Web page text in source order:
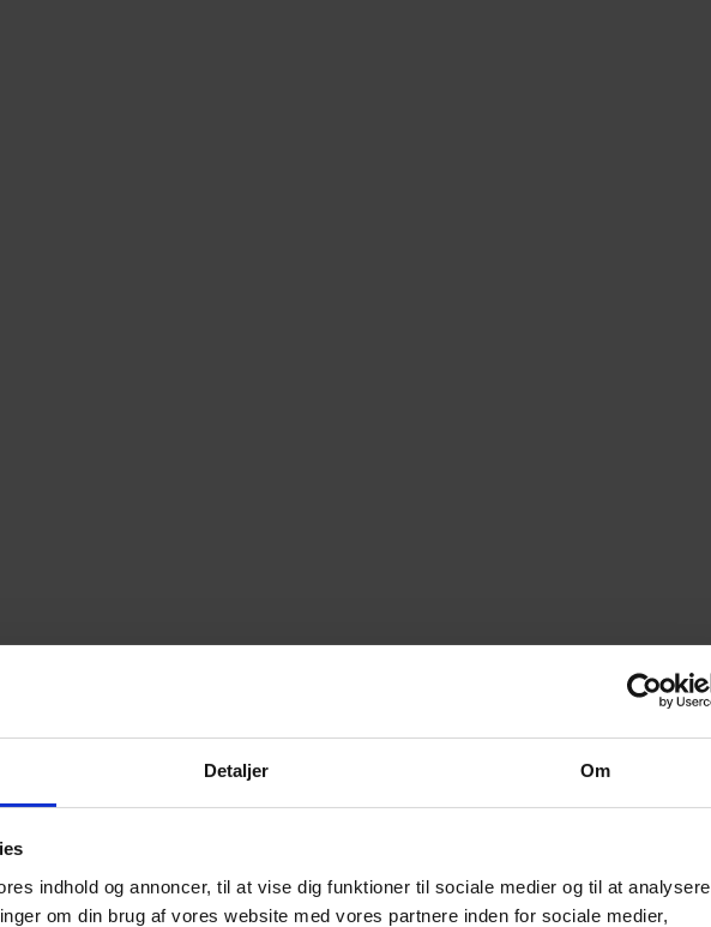
Detaljer Om
indhold og annoncer, til at vise dig funktioner til sociale medier og til at analysere
om din brug af vores website med vores partnere inden for sociale medier,